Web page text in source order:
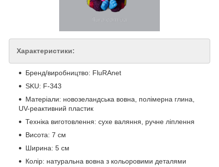
Характеристики:
Бренд/виробництво: FluRAnet
SKU: F-343
Матеріали: новозеландська вовна, полімерна глина,
UV-реактивний пластик
Техніка виготовлення: сухе валяння, ручне ліплення
Висота: 7 см
Ширина: 5 см
Колір: натуральна вовна з кольоровими деталями